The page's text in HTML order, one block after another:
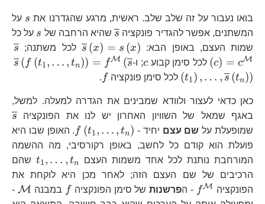
בואו נעבור על זה שלב שלב. ראשית, מרגע שהגדרנו את
s
s על
המשתנים, אפשר להגדיר פונקציה
\overline{s}
sשהיא הרחבה של s
s על כל
שמות העצם, באופן הבא:
s (x) = s (x) לכל משתנה; s
(c) = cM לכל סימן קבוע c c; ו- s ( f (t1, … , tn)) = f M (s
(t1) , … , s (tn)) לכל סימן פונקציה
f
f
.
כאן כדאי לעצור ולוודא שמבינים את הגדרה למעלה. למשל,
באגף שמאל של השוויון האחרון יש לנו את הפונקציה s
שמופעלת על שם עצם יחיד - f (t1, … , tn)
. האופן שבו היא
פועלת הוא קודם כל לחשב, באופן רקורסיבי, מה ההשמה
המורחבת נותנת לכל אחד משמות העצם
t1, … , tn
שהם
הרכיבים של שם העצם הזה; לאחר מכן היא לוקחת את
הפונקציה
f^{\mathcal{M}} f M - הפרשנותשל סימן הפונקציה f
f במבנה M
-